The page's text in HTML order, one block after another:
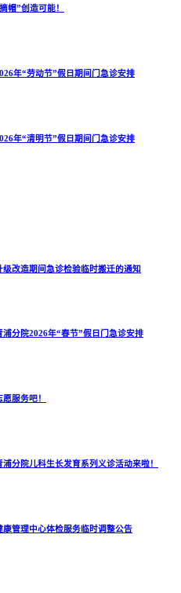
帽”创造可能！
年“劳动节”假日期间门急诊安排
年“清明节”假日期间门急诊安排
改造期间急诊检验临时搬迁的通知
浦分院2026年“春节”假日门急诊安排
服务吧！
分院儿科生长发育系列义诊活动来啦！
康管理中心体检服务临时调整公告